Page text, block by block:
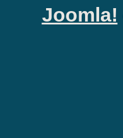
Joomla!